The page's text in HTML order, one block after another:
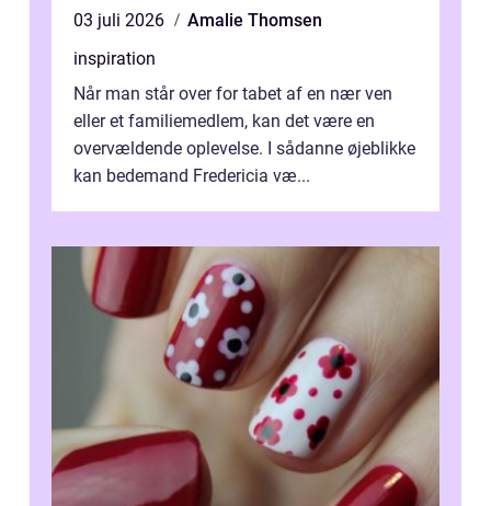
03 juli 2026
Amalie Thomsen
inspiration
Når man står over for tabet af en nær ven
eller et familiemedlem, kan det være en
overvældende oplevelse. I sådanne øjeblikke
kan bedemand Fredericia væ...